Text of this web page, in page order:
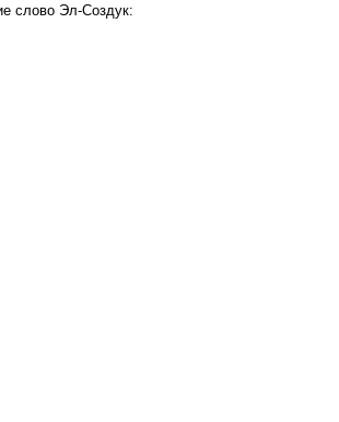
слово Эл-Создук: